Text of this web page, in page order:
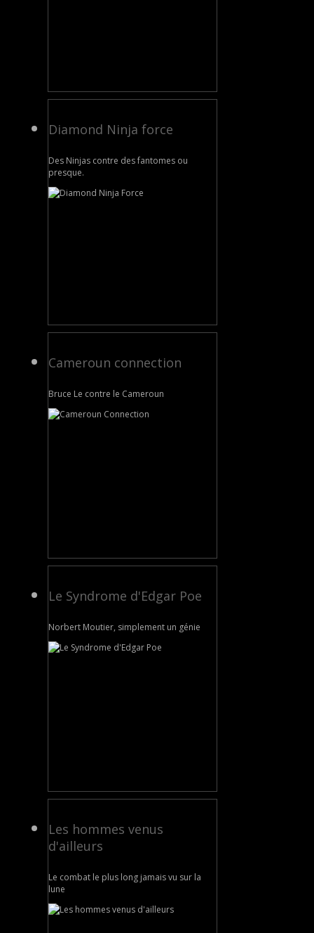
Diamond Ninja force
Des Ninjas contre des fantomes ou
presque.
Cameroun connection
Bruce Le contre le Cameroun
Le Syndrome d'Edgar Poe
Norbert Moutier, simplement un génie
Les hommes venus
d'ailleurs
Le combat le plus long jamais vu sur la
lune